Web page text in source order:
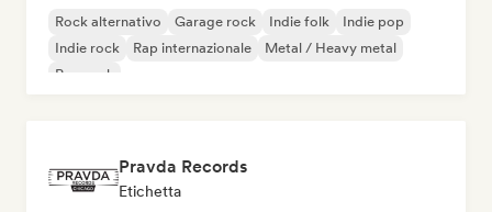
Rock alternativo Garage rock Indie folk
Indie pop
Indie rock
Rap internazionale
Metal / Heavy metal
Pop rock
Pravda Records
Etichetta